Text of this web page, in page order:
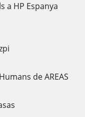
a HP Espanya
de AREAS